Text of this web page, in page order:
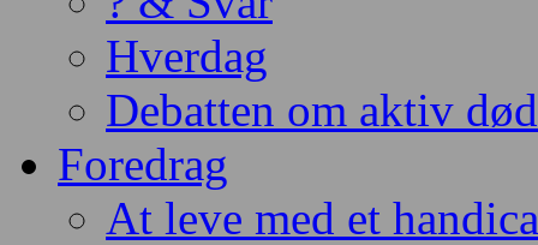
Hverdag
Debatten om aktiv
Foredrag
At leve med et